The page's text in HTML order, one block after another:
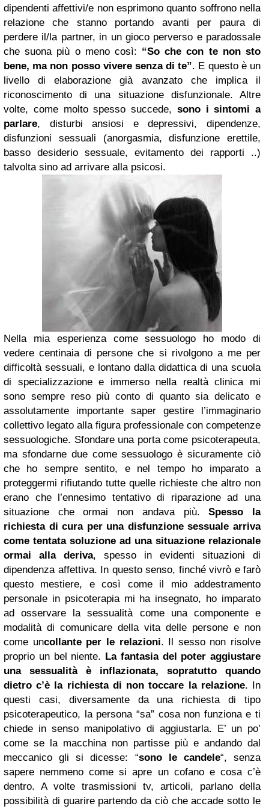
dipendenti affettivi/e non esprimono quanto soffrono nella
relazione che stanno portando avanti per paura di
perdere il/la partner, in un gioco perverso e paradossale
che suona più o meno così: “So che con te non sto
bene, ma non posso vivere senza di te”. E questo è un
livello di elaborazione già avanzato che implica il
riconoscimento di una situazione disfunzionale. Altre
volte, come molto spesso succede, sono i sintomi a
parlare, disturbi ansiosi e depressivi, dipendenze,
disfunzioni sessuali (anorgasmia, disfunzione erettile,
basso desiderio sessuale, evitamento dei rapporti ..)
talvolta sino ad arrivare alla psicosi.
Nella mia esperienza come sessuologo ho modo di
vedere centinaia di persone che si rivolgono a me per
difficoltà sessuali, e lontano dalla didattica di una scuola
di specializzazione e immerso nella realtà clinica mi
sono sempre reso più conto di quanto sia delicato e
assolutamente importante saper gestire l’immaginario
collettivo legato alla figura professionale con competenze
sessuologiche. Sfondare una porta come psicoterapeuta,
ma sfondarne due come sessuologo è sicuramente ciò
che ho sempre sentito, e nel tempo ho imparato a
proteggermi rifiutando tutte quelle richieste che altro non
erano che l’ennesimo tentativo di riparazione ad una
situazione che ormai non andava più.Spesso la
richiesta di cura per una disfunzione sessuale arriva
come tentata soluzione ad una situazione relazionale
ormai alla deriva, spesso in evidenti situazioni di
dipendenza affettiva. In questo senso, finché vivrò e farò
questo mestiere, e così come il mio addestramento
personale in psicoterapia mi ha insegnato, ho imparato
ad osservare la sessualità come una componente e
modalità di comunicare della vita delle persone e non
come uncollante per le relazioni. Il sesso non risolve
proprio un bel niente. La fantasia del poter aggiustare
una sessualità è inflazionata, sopratutto quando
dietro c’è la richiesta di non toccare la relazione. In
questi casi, diversamente da una richiesta di tipo
psicoterapeutico, la persona “sa” cosa non funziona e ti
chiede in senso manipolativo di aggiustarla. E’ un po’
come se la macchina non partisse più e andando dal
meccanico gli si dicesse: “sono le candele“, senza
sapere nemmeno come si apre un cofano e cosa c’è
dentro. A volte trasmissioni tv, articoli, parlano della
possibilità di guarire partendo da ciò che accade sotto le